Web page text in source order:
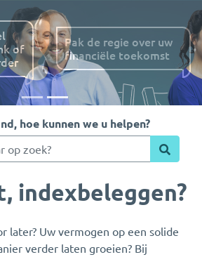
Pak de regie over uw
financiële toekomst
hoe kunnen we u helpen?
indexbeleggen?
later? Uw vermogen op een solide
verder laten groeien? Bij